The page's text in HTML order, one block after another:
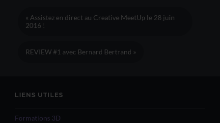
« Assistez en direct au Creative MeetUp le 28 juin
2016 !
REVIEW #1 avec Bernard Bertrand »
LIENS UTILES
Formations 3D